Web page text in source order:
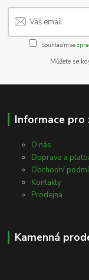
Souhlasím se
Můžete se
Informace pro
O nás
Doprava a
Obchodní
Kontakty
Prodejna
Kamenná